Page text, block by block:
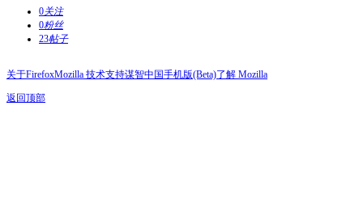
0关注
0粉丝
23帖子
关于FirefoxMozilla 技术支持谋智中国手机版(Beta)了解 Mozilla
返回顶部